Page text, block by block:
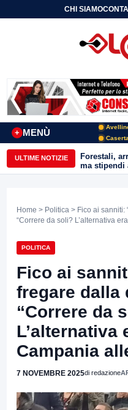
CHI SIAMO
MENÙ
+
ULTIME NOTIZIE
Forestali,
ma stipendi
più
Home > Politica > Fico ai sanniti:
“Correre da soli? L’alternativa
POLITICA
Fico ai
fregare dalla
“Correre da
L’alternativa
Campania
7 NOVEMBRE 2025di redazione